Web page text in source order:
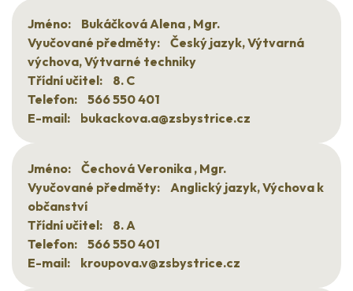
Jméno:
Bukáčková Alena , Mgr.
Vyučované předměty:
Český jazyk, Výtvarná
výchova, Výtvarné techniky
Třídní učitel:
8. C
Telefon:
566 550 401
E-mail:
bukackova.a@zsbystrice.cz
Jméno:
Čechová Veronika , Mgr.
Vyučované předměty:
Anglický jazyk, Výchova k
občanství
Třídní učitel:
8. A
Telefon:
566 550 401
E-mail:
kroupova.v@zsbystrice.cz